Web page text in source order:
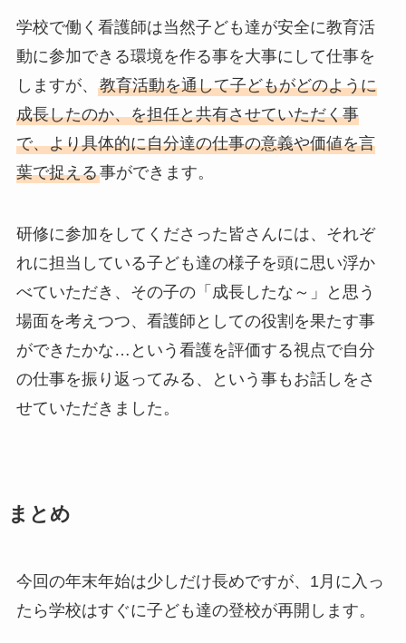
学校で働く看護師は当然子ども達が安全に教育活
動に参加できる環境を作る事を大事にして仕事を
しますが、 教育活動を通して子どもがどのように
成長したのか、を担任と共有させていただく事
で、より具体的に自分達の仕事の意義や価値を言
葉で捉える事ができます。
研修に参加をしてくださった皆さんには、それぞ
れに担当している子ども達の様子を頭に思い浮か
べていただき、その子の「成長したな～」と思う
場面を考えつつ、看護師としての役割を果たす事
ができたかな…という看護を評価する視点で自分
の仕事を振り返ってみる、という事もお話しをさ
せていただきました。
まとめ
今回の年末年始は少しだけ長めですが、1月に入っ
たら学校はすぐに子ども達の登校が再開します。